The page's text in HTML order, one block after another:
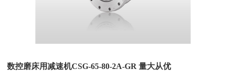
数控磨床用减速机CSG-65-80-2A-GR 量大从优